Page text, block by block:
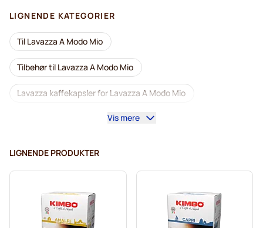
LIGNENDE KATEGORIER
Til Lavazza A Modo Mio
Tilbehør til Lavazza A Modo Mio
Lavazza kaffekapsler for Lavazza A Modo Mio
Koffeinfri kaffe for Lavazza A Modo Mio
Caffè Borbone for Lavazza A Modo Mio
Dolce Vita kapsler for Lavazza A Modo Mio
Gimoka kapsler for Lavazza A Modo Mio
Vis mere
LIGNENDE PRODUKTER